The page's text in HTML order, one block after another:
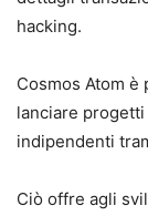
hacking.
Cosmos Atom
lanciare
indipendenti
Ciò offre agli